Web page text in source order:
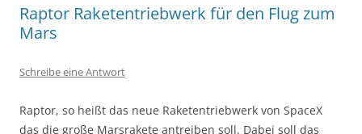
Raptor Raketentriebwerk für den Flug zum
Mars
Schreibe eine Antwort
Raptor, so heißt das neue Raketentriebwerk von SpaceX
das die große Marsrakete antreiben soll. Dabei soll das